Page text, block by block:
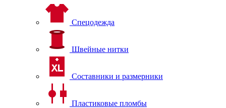
Спецодежда
Швейные нитки
Составники и размерники
Пластиковые пломбы